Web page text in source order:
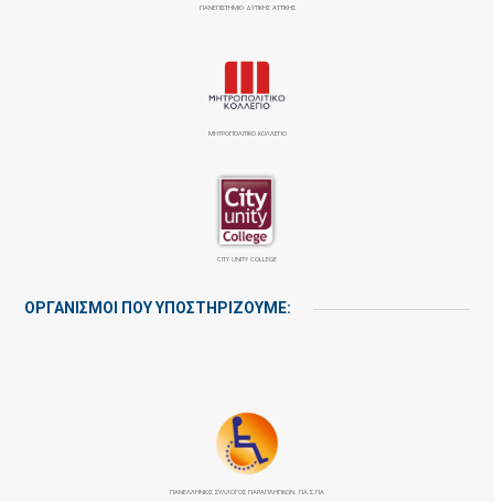
ΠΑΝΕΠΙΣΤΉΜΙΟ ΔΥΤΙΚΉΣ ΑΤΤΙΚΉΣ
ΜΗΤΡΟΠΟΛΙΤΙΚΟ ΚΟΛΛΕΓΙΟ
CITY UNITY COLLEGE
ΟΡΓΑΝΙΣΜΟΙ ΠΟΥ ΥΠΟΣΤΗΡΙΖΟΥΜΕ:
ΠΑΝΕΛΛΉΝΙΟΣ ΣΎΛΛΟΓΟΣ ΠΑΡΑΠΛΗΓΙΚΏΝ: ΠΑ.Σ.ΠΑ